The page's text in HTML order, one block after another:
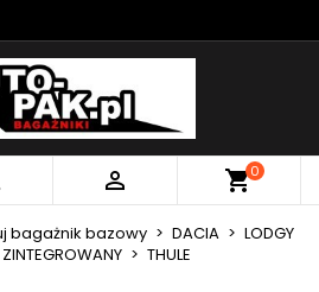
 shopping_cart0
bagażnik bazowy DACIA
LODGY
THULE
×
×
((modalDeleteText))
×
Anuluj Utwórz listę życzeń
×
by zapisać produkty na
Anuluj Zaloguj się